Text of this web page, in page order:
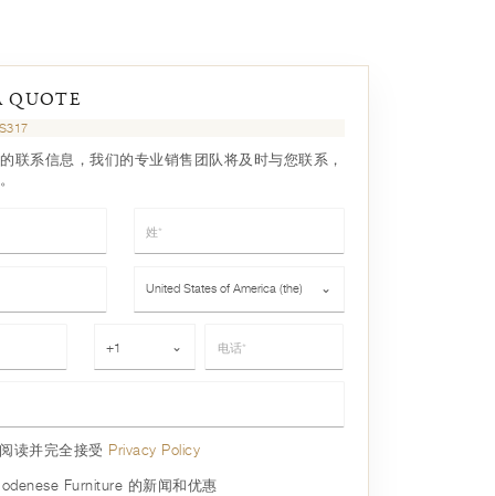
QUOTE
联系信息，我们的专业销售团队将及时与您联系，
United States of America (the) ⌄
+1 ⌄
读并完全接受 Privacy Policy
Furniture 的新闻和优惠